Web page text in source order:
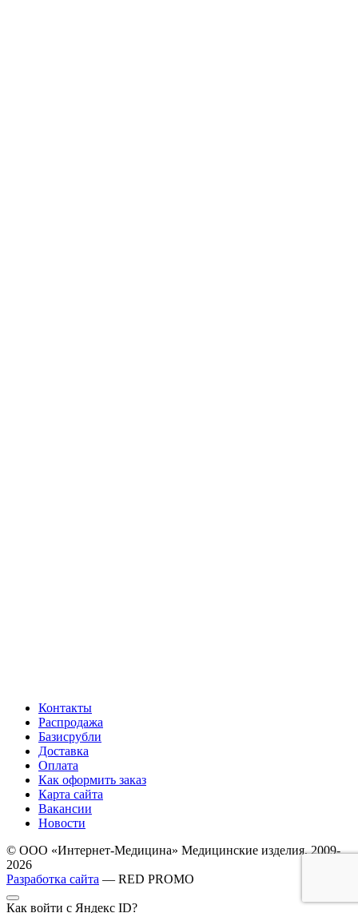
Контакты
Распродажа
Базисрубли
Доставка
Оплата
Как оформить заказ
Карта сайта
Вакансии
Новости
© ООО «Интернет-Медицина» Медицинские изделия, 2009-
2026
Разработка сайта — RED PROMO
Как войти с Яндекс ID?